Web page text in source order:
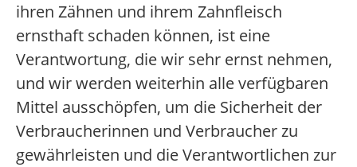
ihren Zähnen und ihrem Zahnfleisch
ernsthaft schaden können, ist eine
Verantwortung, die wir sehr ernst nehmen,
und wir werden weiterhin alle verfügbaren
Mittel ausschöpfen, um die Sicherheit der
Verbraucherinnen und Verbraucher zu
gewährleisten und die Verantwortlichen zur